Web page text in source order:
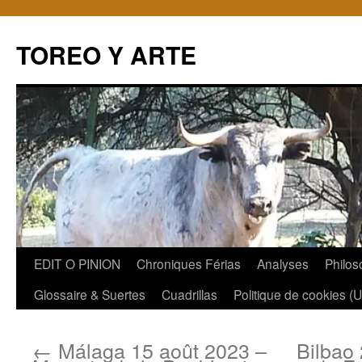
TOREO Y ARTE
Aller
EDIT O PINION Chroniques Férias Analyses
Glossaire & Suertes
Cuadrillas Politique de cookies
← Málaga 15 août 2023 – Bilbao